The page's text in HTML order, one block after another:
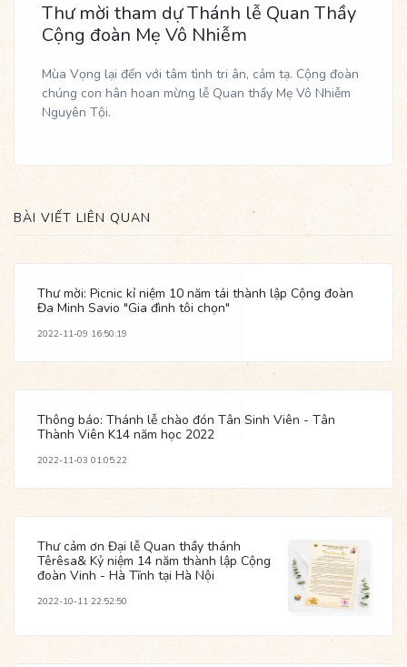
Thư mời tham dự Thánh lễ Quan Thầy
Cộng đoàn Mẹ Vô Nhiễm
Mùa Vọng lại đến với tâm tình tri ân, cảm tạ. Cộng đoàn
chúng con hân hoan mừng lễ Quan thầy Mẹ Vô Nhiễm
Nguyên Tội.
BÀI VIẾT LIÊN QUAN
Thư mời: Picnic kỉ niệm 10 năm tái thành lập Cộng đoàn
Đa Minh Savio "Gia đình tôi chọn"
2022-11-09 16:50:19
Thông báo: Thánh lễ chào đón Tân Sinh Viên - Tân
Thành Viên K14 năm học 2022
2022-11-03 01:05:22
Thư cảm ơn Đại lễ Quan thầy thánh
Têrêsa& Kỷ niệm 14 năm thành lập Cộng
đoàn Vinh - Hà Tĩnh tại Hà Nội
2022-10-11 22:52:50